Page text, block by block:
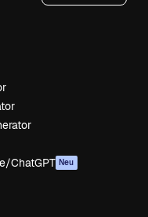
ChatGPT Neu